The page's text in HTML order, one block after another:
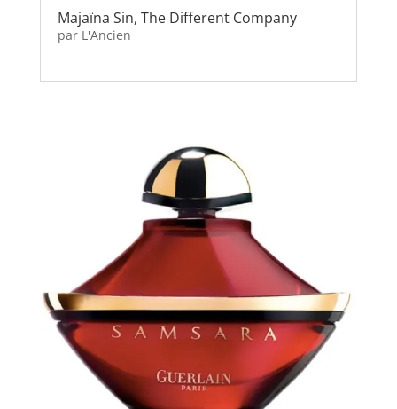
Majaïna Sin, The Different Company
par L'Ancien